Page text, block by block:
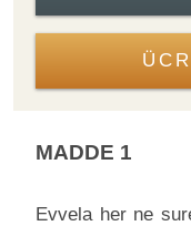
MADDE 1
Evvela her ne